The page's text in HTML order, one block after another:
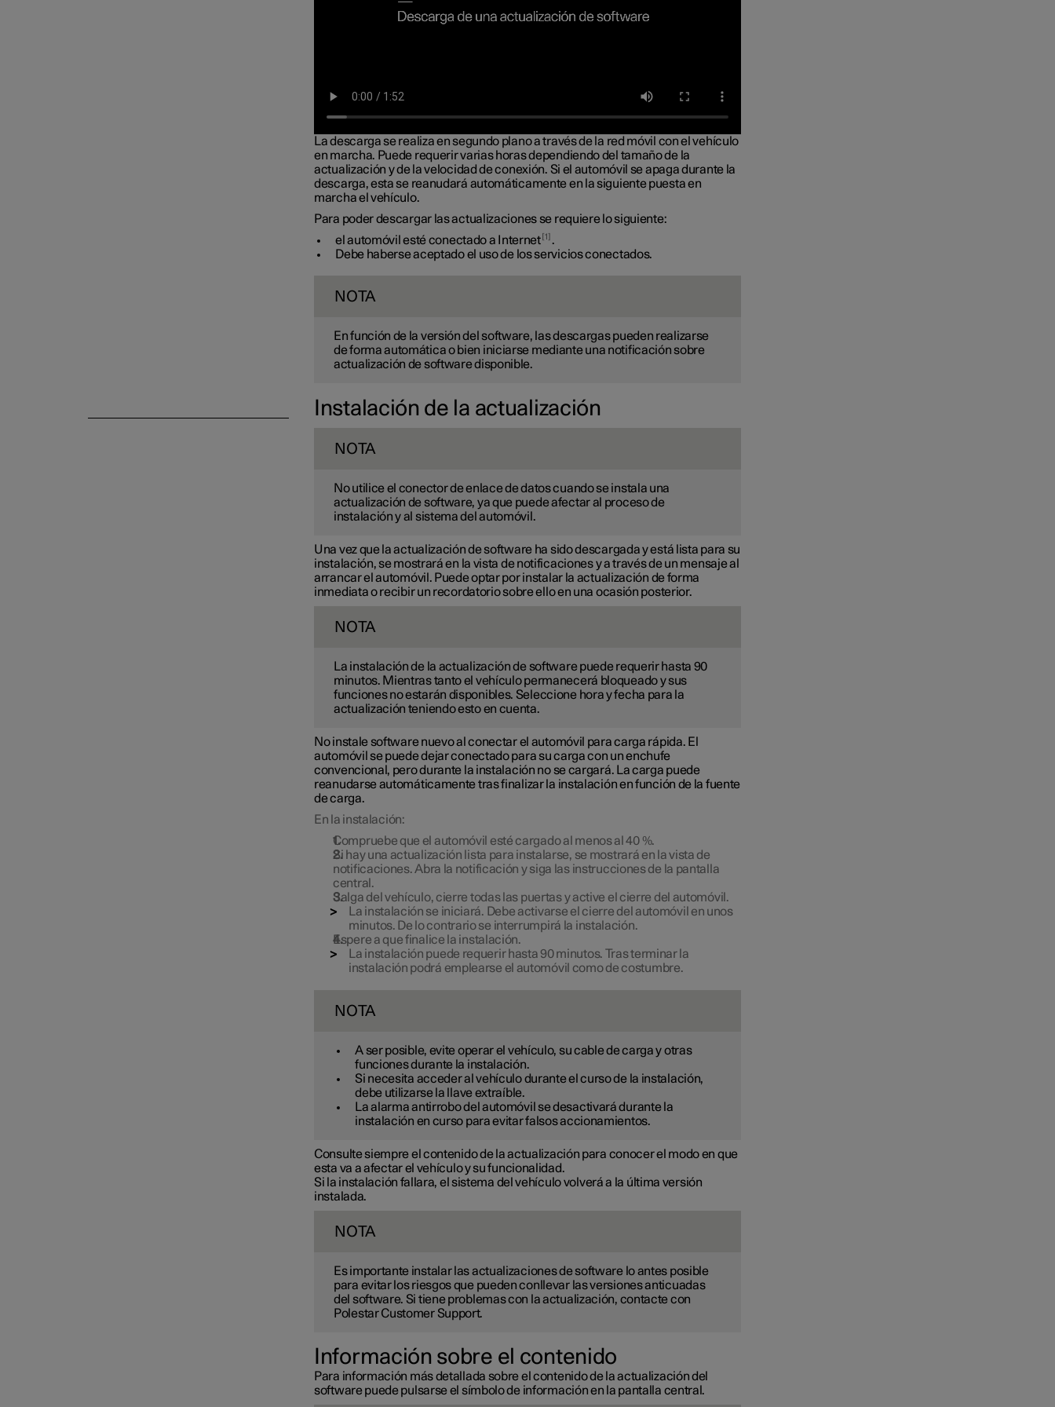
La descarga se realiza en segundo plano a través de la red móvil con el vehículo
en marcha. Puede requerir varias horas dependiendo del tamaño de la
actualización y de la velocidad de conexión. Si el automóvil se apaga durante la
descarga, esta se reanudará automáticamente en la siguiente puesta en
marcha el vehículo.
Para poder descargar las actualizaciones se requiere lo siguiente:
el automóvil esté conectado a Internet 1
.
Debe haberse aceptado el uso de los servicios conectados.
NOTA
En función de la versión del software, las descargas pueden realizarse
de forma automática o bien iniciarse mediante una notificación sobre
actualización de software disponible.
Instalación de la actualización
NOTA
No utilice el conector de enlace de datos cuando se instala una
actualización de software, ya que puede afectar al proceso de
instalación y al sistema del automóvil.
Una vez que la actualización de software ha sido descargada y está lista para su
instalación, se mostrará en la vista de notificaciones y a través de un mensaje al
arrancar el automóvil. Puede optar por instalar la actualización de forma
inmediata o recibir un recordatorio sobre ello en una ocasión posterior.
NOTA
La instalación de la actualización de software puede requerir hasta 90
minutos. Mientras tanto el vehículo permanecerá bloqueado y sus
funciones no estarán disponibles. Seleccione hora y fecha para la
actualización teniendo esto en cuenta.
No instale software nuevo al conectar el automóvil para carga rápida. El
automóvil se puede dejar conectado para su carga con un enchufe
convencional, pero durante la instalación no se cargará. La carga puede
reanudarse automáticamente tras finalizar la instalación en función de la fuente
de carga.
En la instalación:
Compruebe que el automóvil esté cargado al menos al40 %.
Si hay una actualización lista para instalarse, se mostrará en la vista de
notificaciones. Abra la notificación y siga las instrucciones de la pantalla
central.
Salga del vehículo, cierre todas las puertas y active el cierre del automóvil.
La instalación se iniciará. Debe activarse el cierre del automóvil en unos
minutos. De lo contrario se interrumpirá la instalación.
Espere a que finalice la instalación.
La instalación puede requerir hasta 90 minutos. Tras terminar la
instalación podrá emplearse el automóvil como de costumbre.
NOTA
A ser posible, evite operar el vehículo, su cable de carga y otras
funciones durante la instalación.
Si necesita acceder al vehículo durante el curso de la instalación,
debe utilizarse la llave extraíble.
La alarma antirrobo del automóvil se desactivará durante la
instalación en curso para evitar falsos accionamientos.
Consulte siempre el contenido de la actualización para conocer el modo en que
esta va a afectar el vehículo y su funcionalidad.
Si la instalación fallara, el sistema del vehículo volverá a la última versión
instalada.
NOTA
Es importante instalar las actualizaciones de software lo antes posible
para evitar los riesgos que pueden conllevar las versiones anticuadas
del software. Si tiene problemas con la actualización, contacte con
Polestar Customer Support.
Información sobre el contenido
Para información más detallada sobre el contenido de la actualización del
software puede pulsarse el símbolo de información en la pantalla central.